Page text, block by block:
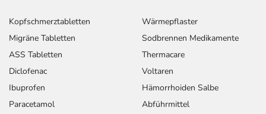
Kopfschmerztabletten
Migräne Tabletten
ASS Tabletten
Diclofenac
Ibuprofen
Paracetamol
Wärmepflaster
Sodbrennen Medikamente
Thermacare
Voltaren
Hämorrhoiden Salbe
Abführmittel